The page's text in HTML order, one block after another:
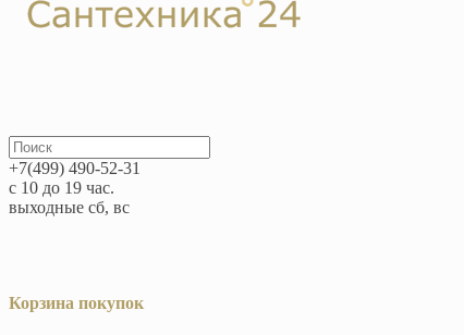
+7(499) 490-52-31
с 10 до 19 час.
выходные сб, вс
Корзина покупок